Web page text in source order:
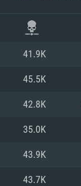
41.9K
45.5K
42.8K
35.0K
43.9K
43.7K